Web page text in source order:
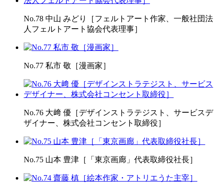
No.78 中山 みどり［フェルトアート作家、一般社団法
人フェルトアート協会代表理事］
No.77 私市 敬［漫画家］
No.76 大﨑 優［デザインストラテジスト、サービスデ
ザイナー、株式会社コンセント取締役］
No.75 山本 豊津［「東京画廊」代表取締役社長］